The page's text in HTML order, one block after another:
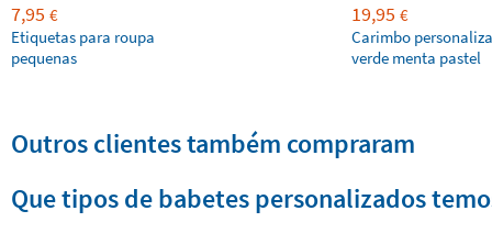
7,95 €
Etiquetas para roupa
pequenas
19,95 €
Carimbo
verde menta pastel
Outros clientes também compraram
Que tipos de babetes personalizados